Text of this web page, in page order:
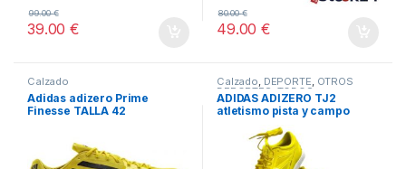
39.00€
99.00€
49.00€
80.00€
Calzado
Adidas adizero Prime
Finesse TALLA 42
Calzado, DEPORTE, OTROS
DEPORTES,TODOS
ADIDAS ADIZERO TJ2
atletismo pista y campo